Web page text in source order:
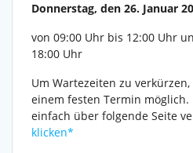
Donnerstag, den 26. Januar
von 09:00 Uhr bis 12:00 Uhr
18:00 Uhr
Um Wartezeiten zu
einem festen Termin möglich.
einfach über folgende Seite
klicken*